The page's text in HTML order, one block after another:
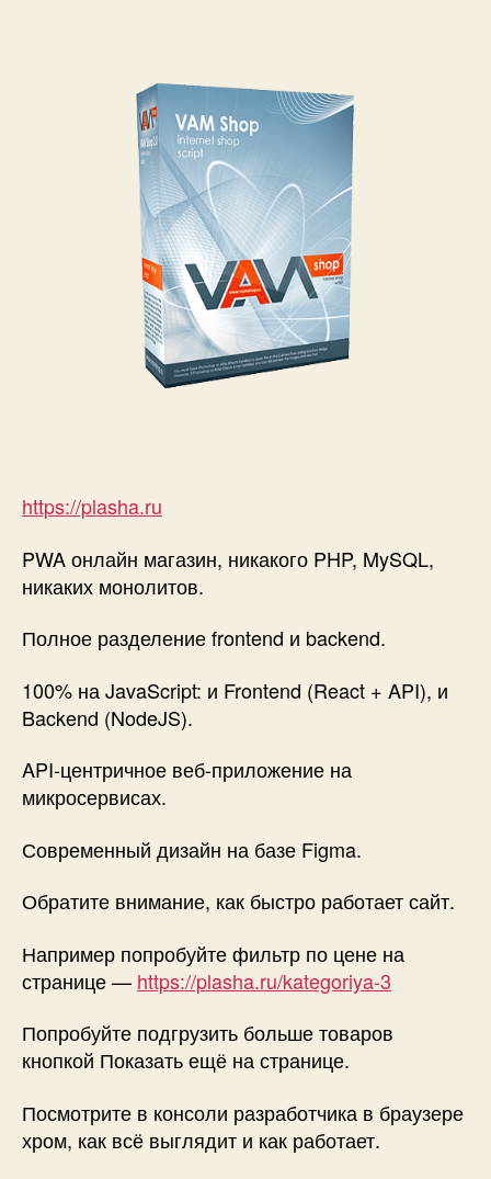
https://plasha.ru
PWA онлайн магазин, никакого PHP, MySQL,
никаких монолитов.
Полное разделение frontend и backend.
100% на JavaScript: и Frontend (React + API), и
Backend (NodeJS).
API-центричное веб-приложение на
микросервисах.
Современный дизайн на базе Figma.
Обратите внимание, как быстро работает сайт.
Например попробуйте фильтр по цене на
странице — https://plasha.ru/kategoriya-3
Попробуйте подгрузить больше товаров
кнопкой Показать ещё на странице.
Посмотрите в консоли разработчика в браузере
хром, как всё выглядит и как работает.